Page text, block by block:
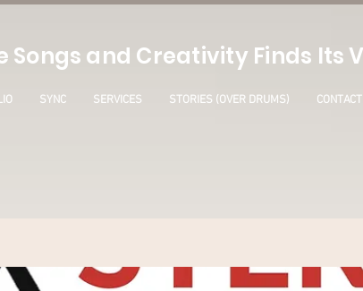
Songs and Creativity Finds Its
SYNC SERVICES STORIES (OVER DRUMS) CONTACT